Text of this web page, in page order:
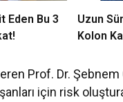
Eden Bu 3
Uzun
Kolon
Prof. Dr. Şebnem
için risk